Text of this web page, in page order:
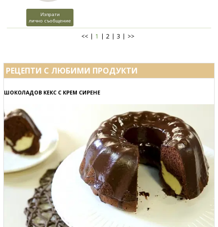
Изпрати
лично съобщение
<< 1 2 3 >>
РЕЦЕПТИ С ЛЮБИМИ ПРОДУКТИ
ШОКОЛАДОВ КЕКС С КРЕМ СИРЕНЕ